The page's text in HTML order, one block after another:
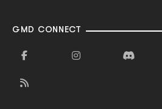
GMD CONNECT